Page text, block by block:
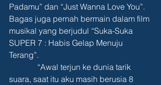
Padamu” dan “Just Wanna Love You”.
Bagas juga pernah bermain dalam film
musikal yang berjudul “Suka-Suka
SUPER 7 : Habis Gelap Menuju
Terang”.
suara, saat itu aku masih berusia 8